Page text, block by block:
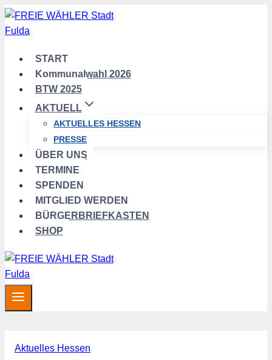
Zum
Inhalt
START
Kommunalwahl 2026
BTW 2025
AKTUELL
AKTUELLES HESSEN
PRESSE
ÜBER UNS
TERMINE
SPENDEN
MITGLIED WERDEN
BÜRGERBRIEFKASTEN
SHOP
Aktuelles Hessen